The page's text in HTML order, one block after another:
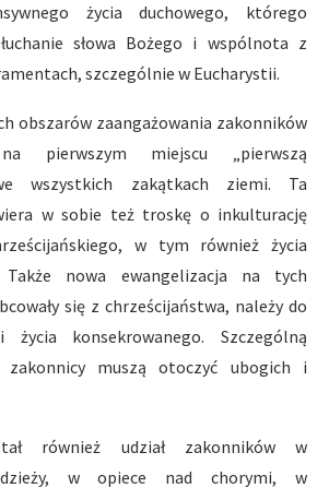
życia duchowego, którego
słowa Bożego i wspólnota z
szczególnie w Eucharystii.
obszarów zaangażowania zakonników
pierwszym miejscu „pierwszą
wszystkich zakątkach ziemi. Ta
w sobie też troskę o inkulturację
w tym również życia
Także nowa ewangelizacja na tych
się z chrześcijaństwa, należy do
konsekrowanego. Szczególną
zakonnicy muszą otoczyć ubogich i
również udział zakonników w
w opiece nad chorymi, w